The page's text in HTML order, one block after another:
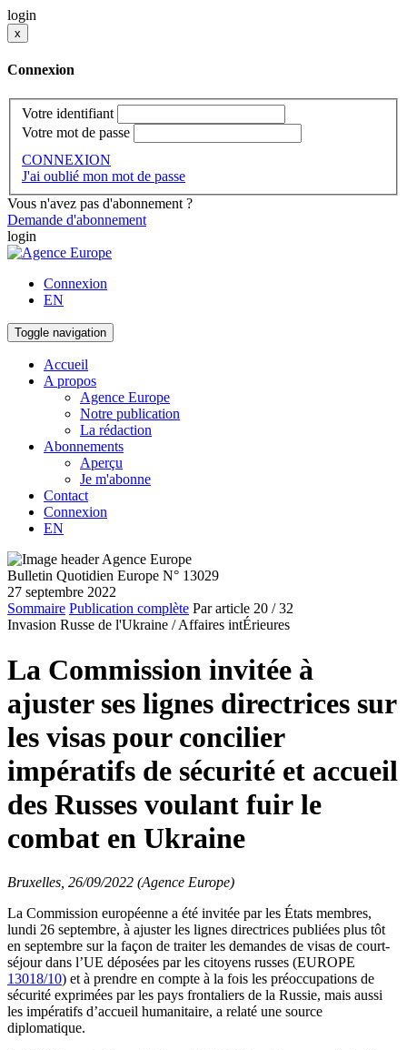
login
x
Connexion
Votre identifiant
Votre mot de passe
CONNEXION
J'ai oublié mon mot de passe
Vous n'avez pas d'abonnement ?
Demande d'abonnement
login
Connexion
EN
Toggle navigation
Accueil
A propos
Agence Europe
Notre publication
La rédaction
Abonnements
Aperçu
Je m'abonne
Contact
Connexion
EN
Bulletin Quotidien Europe N° 13029
27 septembre 2022
Sommaire Publication complète Par article 20 / 32
Invasion Russe de l'Ukraine / Affaires intÉrieures
La Commission invitée à
ajuster ses lignes directrices sur
les visas pour concilier
impératifs de sécurité et accueil
des Russes voulant fuir le
combat en Ukraine
Bruxelles, 26/09/2022 (Agence Europe)
La Commission européenne a été invitée par les États membres,
lundi 26 septembre, à ajuster les lignes directrices publiées plus tôt
en septembre sur la façon de traiter les demandes de visas de court-
séjour dans l’UE déposées par les citoyens russes (EUROPE
13018/10) et à prendre en compte à la fois les préoccupations de
sécurité exprimées par les pays frontaliers de la Russie, mais aussi
les impératifs d’accueil humanitaire, a relaté une source
diplomatique.